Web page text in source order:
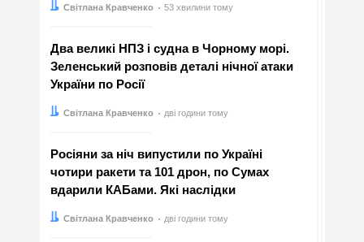
Автор:
Світлана Кравченко
Дата: 53 хвилини тому
Два великі НПЗ і судна в Чорному морі.
Зеленський розповів деталі нічної атаки
України по Росії
Автор:
Світлана Кравченко
Дата: дві години тому
Росіяни за ніч випустили по Україні
чотири ракети та 101 дрон, по Сумах
вдарили КАБами. Які наслідки
Автор:
Світлана Кравченко
Дата: дві години тому